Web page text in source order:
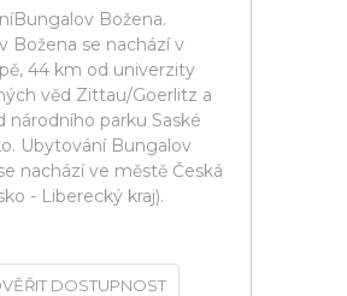
Božena.
Božena se nachází v
44 km od univerzity
věd Zittau/Goerlitz a
národního parku Saské
Ubytování Bungalov
nachází ve městě Česká
- Liberecký kraj).
DOSTUPNOST